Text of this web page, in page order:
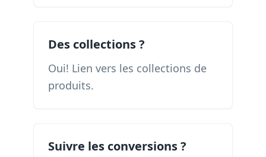
Des collections ?
Oui! Lien vers les collections de
produits.
Suivre les conversions ?